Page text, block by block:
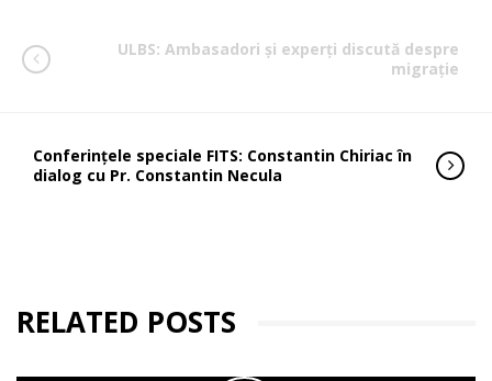
ULBS: Ambasadori și experți discută despre
migrație
Conferințele speciale FITS: Constantin Chiriac în
dialog cu Pr. Constantin Necula
RELATED POSTS